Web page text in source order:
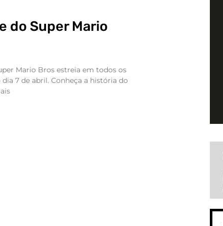
do Super Mario
Mario Bros estreia em todos os
7 de abril. Conheça a história do